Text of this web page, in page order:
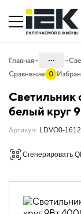
Главная ...
10.
10.03
Сравнение 0
Светильник
белый круг
Артикул: LDVO0-
Сгенерировать